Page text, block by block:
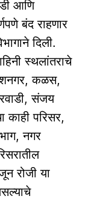
आणि
बंद राहणार
दिली.
स्थलांतराचे
कळस,
संजय
काही परिसर,
नगर
रोजी या